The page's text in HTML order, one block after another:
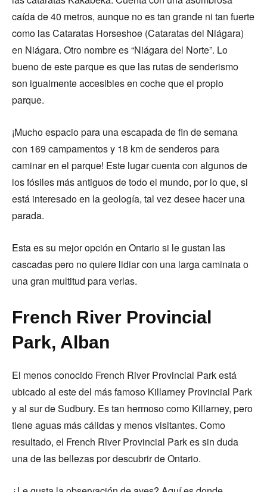
caída de 40 metros, aunque no es tan grande ni tan fuerte
como las Cataratas Horseshoe (Cataratas del Niágara)
en Niágara. Otro nombre es “Niágara del Norte”. Lo
bueno de este parque es que las rutas de senderismo
son igualmente accesibles en coche que el propio
parque.
¡Mucho espacio para una escapada de fin de semana
con 169 campamentos y 18 km de senderos para
caminar en el parque! Este lugar cuenta con algunos de
los fósiles más antiguos de todo el mundo, por lo que, si
está interesado en la geología, tal vez desee hacer una
parada.
Esta es su mejor opción en Ontario si le gustan las
cascadas pero no quiere lidiar con una larga caminata o
una gran multitud para verlas.
French River Provincial
Park, Alban
El menos conocido French River Provincial Park está
ubicado al este del más famoso Killarney Provincial Park
y al sur de Sudbury. Es tan hermoso como Killarney, pero
tiene aguas más cálidas y menos visitantes. Como
resultado, el French River Provincial Park es sin duda
una de las bellezas por descubrir de Ontario.